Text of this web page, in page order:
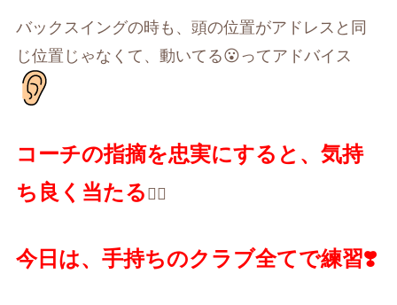
バックスイングの時も、頭の位置がアドレスと同
じ位置じゃなくて、動いてる😮ってアドバイス
コーチの指摘を忠実にすると、気持
ち良く当たる 🏌️‍♀️
今日は、手持ちのクラブ全てで練習❣️